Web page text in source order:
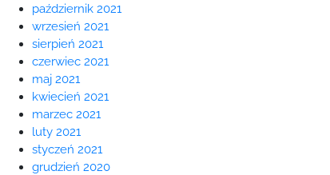
październik 2021
wrzesień 2021
sierpień 2021
czerwiec 2021
maj 2021
kwiecień 2021
marzec 2021
luty 2021
styczeń 2021
grudzień 2020